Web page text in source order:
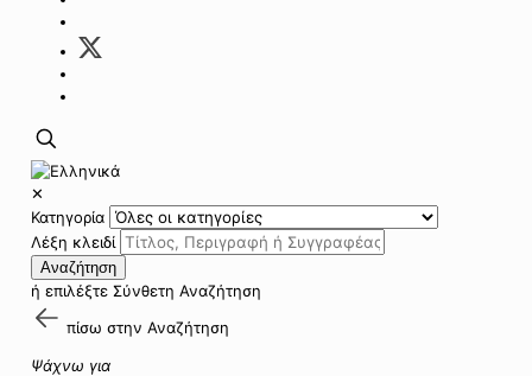
✕
Κατηγορία
Λέξη κλειδί
Αναζήτηση
ή επιλέξτε Σύνθετη Αναζήτηση
πίσω στην Αναζήτηση
Ψάχνω για